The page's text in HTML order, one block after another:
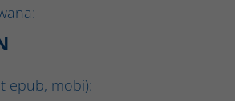
epub, mobi):